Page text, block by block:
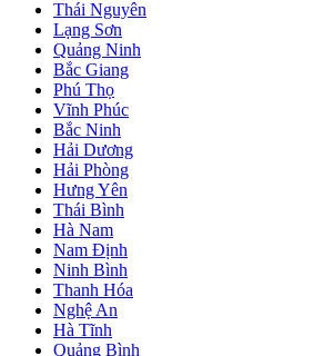
Thái Nguyên
Lạng Sơn
Quảng Ninh
Bắc Giang
Phú Thọ
Vĩnh Phúc
Bắc Ninh
Hải Dương
Hải Phòng
Hưng Yên
Thái Bình
Hà Nam
Nam Định
Ninh Bình
Thanh Hóa
Nghệ An
Hà Tĩnh
Quảng Bình